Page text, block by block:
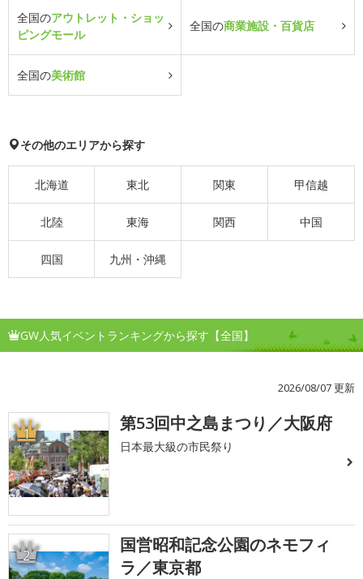
全国のアウトレット・ショッ
ピングモール
全国の商業施設・百貨店
全国の美術館
その他のエリアから探す
北海道 東北 関東 甲信越
北陸 東海 関西 中国
四国 九州・沖縄
GW人気イベントランキングから探す【全国】
2026/08/07 更新
1 第53回中之島まつり／大阪府
日本最大級の市民祭り
2
国営昭和記念公園のネモフィ
ラ／東京都